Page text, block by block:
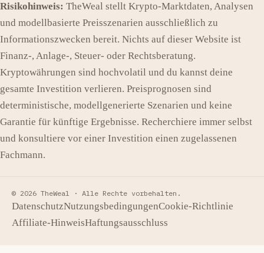
Risikohinweis: TheWeal stellt Krypto-Marktdaten, Analysen
und modellbasierte Preisszenarien ausschließlich zu
Informationszwecken bereit. Nichts auf dieser Website ist
Finanz-, Anlage-, Steuer- oder Rechtsberatung.
Kryptowährungen sind hochvolatil und du kannst deine
gesamte Investition verlieren. Preisprognosen sind
deterministische, modellgenerierte Szenarien und keine
Garantie für künftige Ergebnisse. Recherchiere immer selbst
und konsultiere vor einer Investition einen zugelassenen
Fachmann.
© 2026 TheWeal · Alle Rechte vorbehalten.
DatenschutzNutzungsbedingungenCookie-Richtlinie
Affiliate-HinweisHaftungsausschluss